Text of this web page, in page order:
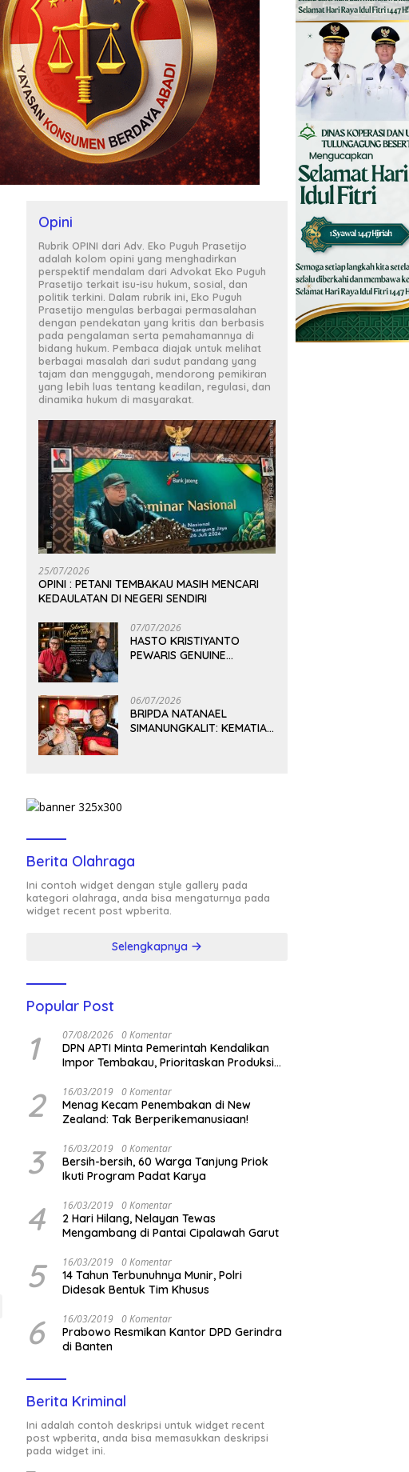
Opini
Rubrik OPINI dari Adv. Eko Puguh Prasetijo
adalah kolom opini yang menghadirkan
perspektif mendalam dari Advokat Eko Puguh
Prasetijo terkait isu-isu hukum, sosial, dan
politik terkini. Dalam rubrik ini, Eko Puguh
Prasetijo mengulas berbagai permasalahan
dengan pendekatan yang kritis dan berbasis
pada pengalaman serta pemahamannya di
bidang hukum. Pembaca diajak untuk melihat
berbagai masalah dari sudut pandang yang
tajam dan menggugah, mendorong pemikiran
yang lebih luas tentang keadilan, regulasi, dan
dinamika hukum di masyarakat.
25/07/2026
OPINI : PETANI TEMBAKAU MASIH MENCARI
KEDAULATAN DI NEGERI SENDIRI
07/07/2026
HASTO KRISTIYANTO
PEWARIS GENUINE
06/07/2026
BRIPDA NATANAEL
SIMANUNGKALIT: KEMATIAN
Berita Olahraga
Ini contoh widget dengan style gallery pada
kategori olahraga, anda bisa mengaturnya pada
widget recent post wpberita.
Selengkapnya
Popular Post
1 07/08/2026 0 Komentar
DPN APTI Minta Pemerintah Kendalikan
Impor Tembakau, Prioritaskan Produksi
2 16/03/2019 0 Komentar
Menag Kecam Penembakan di New
Zealand: Tak Berperikemanusiaan!
3 16/03/2019 0 Komentar
Bersih-bersih, 60 Warga Tanjung Priok
Ikuti Program Padat Karya
4 16/03/2019 0 Komentar
2 Hari Hilang, Nelayan Tewas
Mengambang di Pantai Cipalawah Garut
5 16/03/2019 0 Komentar
14 Tahun Terbunuhnya Munir, Polri
Didesak Bentuk Tim Khusus
6 16/03/2019 0 Komentar
Prabowo Resmikan Kantor DPD Gerindra
di Banten
Berita Kriminal
Ini adalah contoh deskripsi untuk widget recent
post wpberita, anda bisa memasukkan deskripsi
pada widget ini.